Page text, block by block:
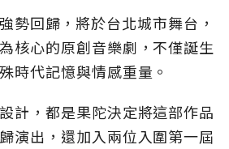
勢回歸，將於台北城市舞台，
核心的原創音樂劇，不僅誕生
時代記憶與情感重量。
計，都是果陀決定將這部作品
演出，還加入兩位入圍第一屆